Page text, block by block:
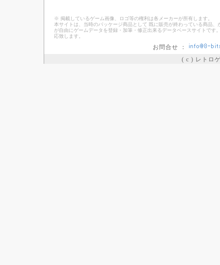
※ 掲載しているゲーム画像、ロゴ等の権利は各メーカーが所有します。
本サイトは、当時のパッケージ商品として 既に販売が終わっている商品
が自由にゲームデータを登録・加筆・修正出来るデータベースサイトで
応致します。
お問合せ ：
( c ) レトロ